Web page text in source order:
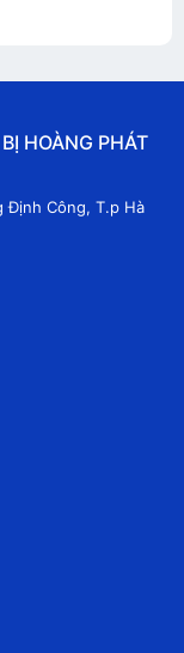
HOÀNG PHÁT
Định Công, T.p Hà